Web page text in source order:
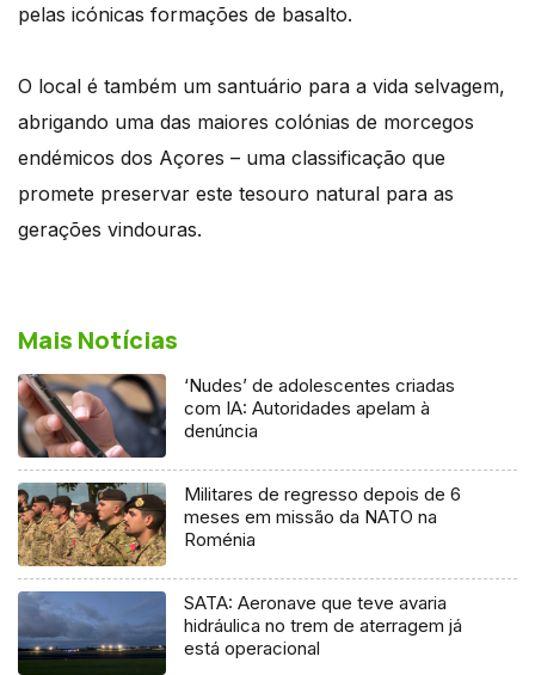
pelas icónicas formações de basalto.
O local é também um santuário para a vida selvagem,
abrigando uma das maiores colónias de morcegos
endémicos dos Açores – uma classificação que
promete preservar este tesouro natural para as
gerações vindouras.
Mais Notícias
‘Nudes’ de adolescentes criadas
com IA: Autoridades apelam à
denúncia
Militares de regresso depois de 6
meses em missão da NATO na
Roménia
SATA: Aeronave que teve avaria
hidráulica no trem de aterragem já
está operacional